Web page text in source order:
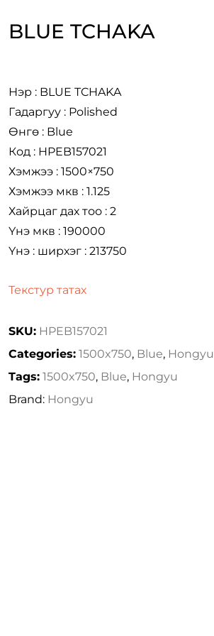
BLUE TCHAKA
Нэр : BLUE TCHAKA
Гадаргуу : Polished
Өнгө : Blue
Код : HPEB157021
Хэмжээ : 1500×750
Хэмжээ мкв : 1.125
Хайрцаг дах тоо : 2
Үнэ мкв : 190000
Үнэ : ширхэг : 213750
Текстур татах
SKU: HPEB157021
Categories: 1500x750, Blue, Hongyu
Tags: 1500x750, Blue, Hongyu
Brand: Hongyu